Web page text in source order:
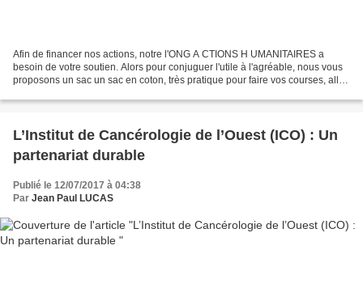
Afin de financer nos actions, notre l'ONG A CTIONS H UMANITAIRES a
besoin de votre soutien. Alors pour conjuguer l'utile à l'agréable, nous vous
proposons un sac un sac en coton, très pratique pour faire vos courses, aller
L’Institut de Cancérologie de l’Ouest (ICO) : Un
partenariat durable
Publié le 12/07/2017 à 04:38
Par Jean Paul LUCAS